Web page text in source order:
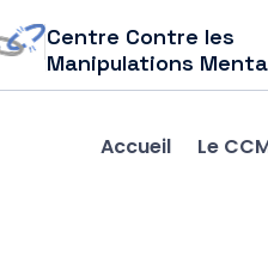
Centre Contre les
Manipulations
Accueil Le